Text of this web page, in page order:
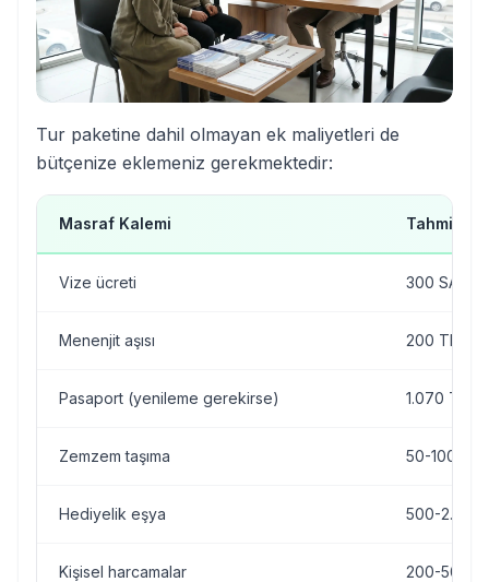
Tur paketine dahil olmayan ek maliyetleri de
bütçenize eklemeniz gerekmektedir:
Masraf Kalemi Tahmini
Vize ücreti 300 SAR
Menenjit aşısı 200 TL
Pasaport (yenileme gerekirse) 1.070 TL
Zemzem taşıma 50-100 TL
Hediyelik eşya 500-2.000
Kişisel harcamalar 200-500